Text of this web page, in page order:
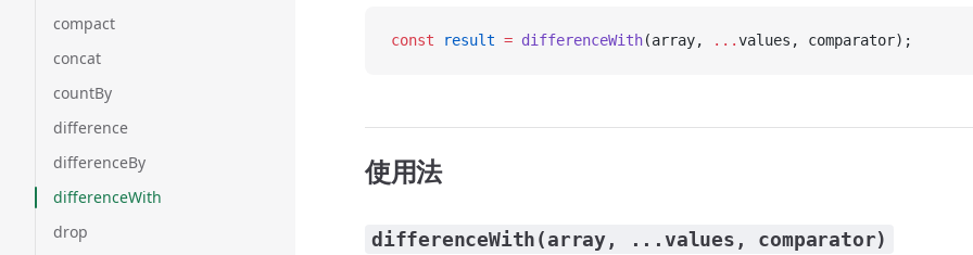
compact
concat
countBy
difference
differenceBy
differenceWith
drop
const result = differenceWith(array, ...values, comparator);
使用法
differenceWith(array, ...values, comparator)